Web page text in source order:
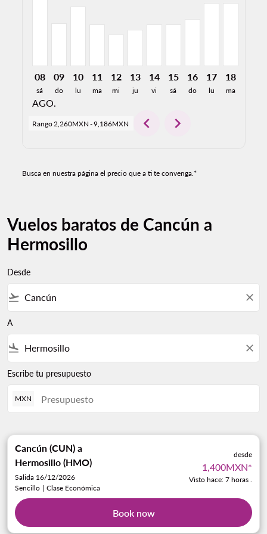
08
sá
AGO.
09
do
10
lu
11
ma
12
mi
13
ju
14
vi
15
sá
16
do
17
lu
18
ma
Rango2,260MXN -9,186MXN chevron_left chevron_right
Busca en nuestra página el precio que a ti te convenga.*
Vuelos baratos de Cancún a
Hermosillo
Desde
flight_takeoff close
A
flight_land close
Escribe tu presupuesto
MXN
Cancún (CUN) a
Hermosillo (HMO)
Salida 16/12/2026
Sencillo | Clase Económica
desde
1,400MXN*
Visto hace: 7 horas .
Book now